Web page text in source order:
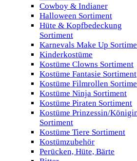
Cowboy & Indianer
Halloween Sortiment
Hüte & Kopfbedeckung
Sortiment
Karnevals Make Up
Kinderkostüme
Kostüme Clowns Sortiment
Kostüme Fantasie Sortiment
Kostüme Filmrollen
Kostüme Ninja Sortiment
Kostüme Piraten Sortiment
Kostüme Prinzessin/
Sortiment
Kostüme Tiere Sortiment
Kostümzubehör
Perücken, Hüte, Bärte